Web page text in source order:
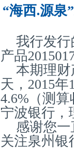
“海西.源泉
我行发行
产品
本期理财
天，2015
4.6%（测
宁波银行，
感谢您
关注泉州银